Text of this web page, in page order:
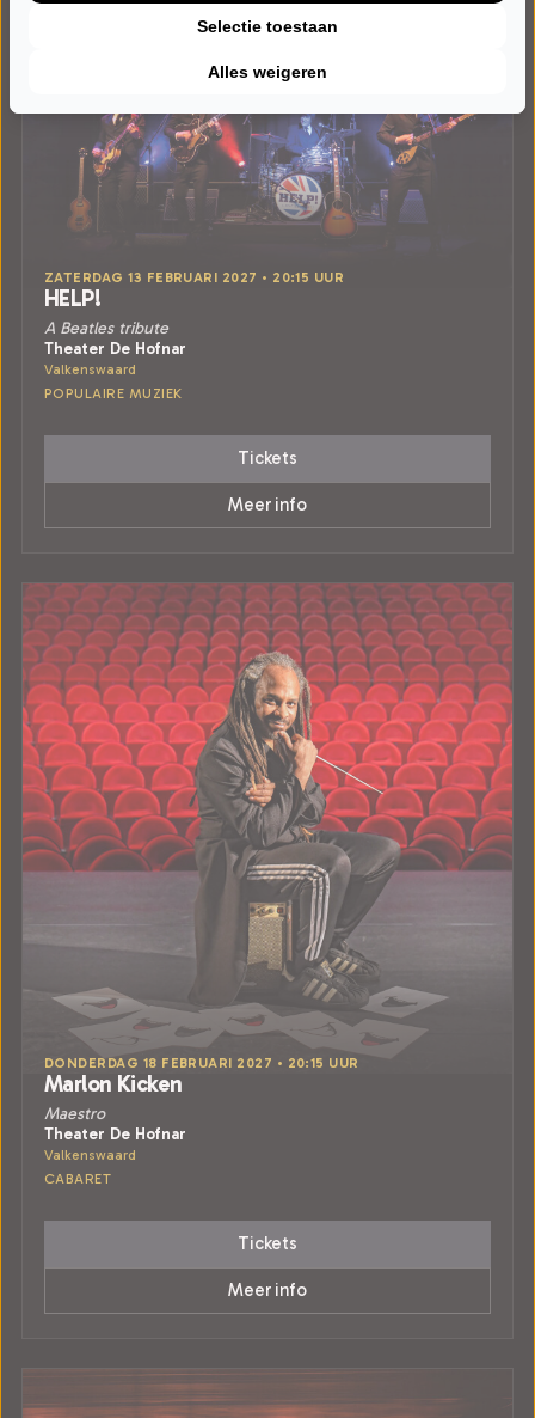
ZATERDAG 13 FEBRUARI 2027 • 20:15 UUR
HELP!
A Beatles tribute
Theater De Hofnar
Valkenswaard
POPULAIRE MUZIEK
Tickets
Meer info
DONDERDAG 18 FEBRUARI 2027 • 20:15 UUR
Marlon Kicken
Maestro
Theater De Hofnar
Valkenswaard
CABARET
Tickets
Meer info
Alles weigeren
Selectie toestaan